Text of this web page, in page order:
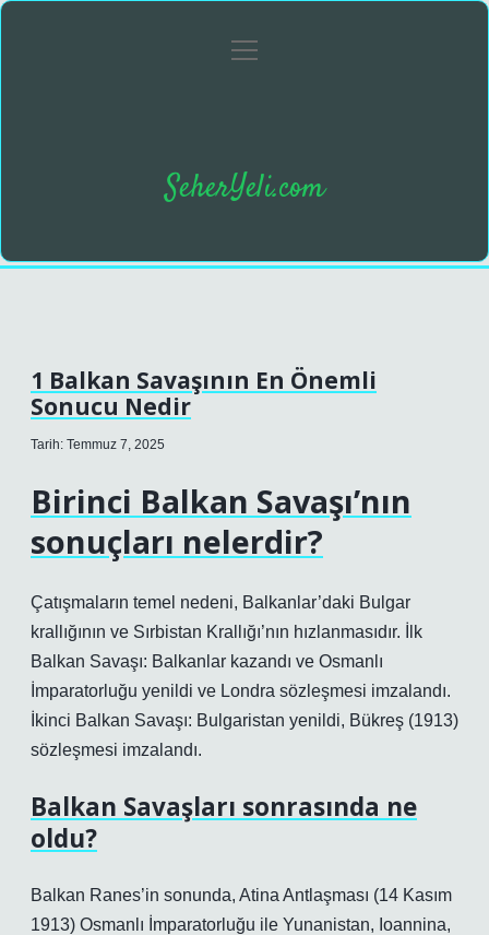
Gizlilik Politikası
menüyü
SeherYeli.com
1 Balkan Savaşının En Önemli
Sonucu Nedir
Tarih: Temmuz 7, 2025
Birinci Balkan Savaşı’nın
sonuçları nelerdir?
Çatışmaların temel nedeni, Balkanlar’daki Bulgar
krallığının ve Sırbistan Krallığı’nın hızlanmasıdır. İlk
Balkan Savaşı: Balkanlar kazandı ve Osmanlı
İmparatorluğu yenildi ve Londra sözleşmesi imzalandı.
İkinci Balkan Savaşı: Bulgaristan yenildi, Bükreş (1913)
sözleşmesi imzalandı.
Balkan Savaşları sonrasında ne
oldu?
Balkan Ranes’in sonunda, Atina Antlaşması (14 Kasım
1913) Osmanlı İmparatorluğu ile Yunanistan, Ioannina,